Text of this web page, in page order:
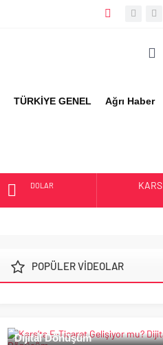
TÜRKİYE GENEL Ağrı Haber
DOLAR KARS
POPÜLER VİDEOLAR
Kars’ta E-Ticaret Gelişiyor mu?
Dijital Dönüşüm